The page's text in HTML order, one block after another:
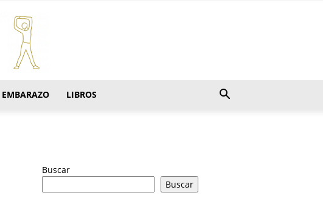
EMBARAZO LIBROS
Buscar
Buscar